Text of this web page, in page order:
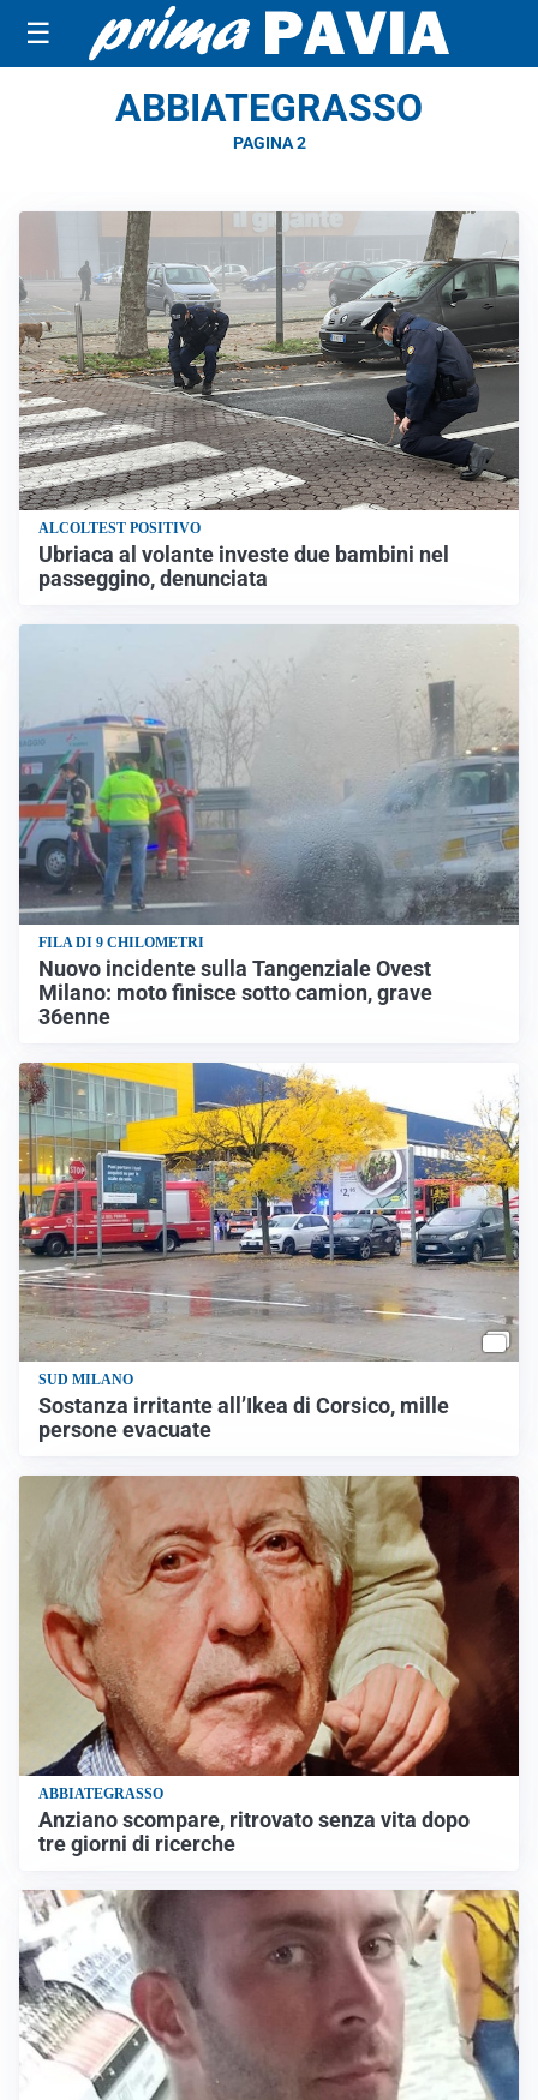
☰
ABBIATEGRASSO
PAGINA 2
ALCOLTEST POSITIVO
Ubriaca al volante investe due bambini nel
passeggino, denunciata
FILA DI 9 CHILOMETRI
Nuovo incidente sulla Tangenziale Ovest
Milano: moto finisce sotto camion, grave
36enne
SUD MILANO
Sostanza irritante all’Ikea di Corsico, mille
persone evacuate
ABBIATEGRASSO
Anziano scompare, ritrovato senza vita dopo
tre giorni di ricerche